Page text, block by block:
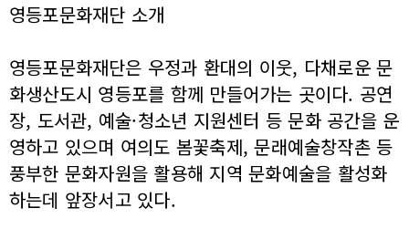
영등포문화재단 소개
영등포문화재단은 우정과 환대의 이웃, 다채로운 문
화생산도시 영등포를 함께 만들어가는 곳이다. 공연
장, 도서관, 예술·청소년 지원센터 등 문화 공간을 운
영하고 있으며 여의도 봄꽃축제, 문래예술창작촌 등
풍부한 문화자원을 활용해 지역 문화예술을 활성화
하는데 앞장서고 있다.